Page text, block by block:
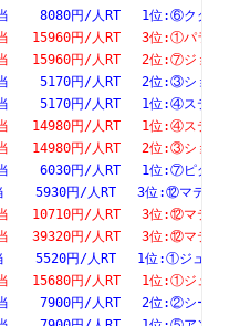
8080円/人RT　 1位:⑥ククナ　
配当   15960円/人RT
当   15960円/人RT　 2位
当    5170円/人RT　 2
4/配当    5170円/人RT
1/配当   14980円/人RT
当   14980円/人RT　 2
配当    6030円/人RT　 1
配当    5930円/人RT　 3位
当   10710円/人RT　 3位
当   39320円/人RT　 3位
5520円/人RT　 1位:①ジュンブ
円/人RT　 1位:①ジュンブ
7900円/人RT　 2位:②シー